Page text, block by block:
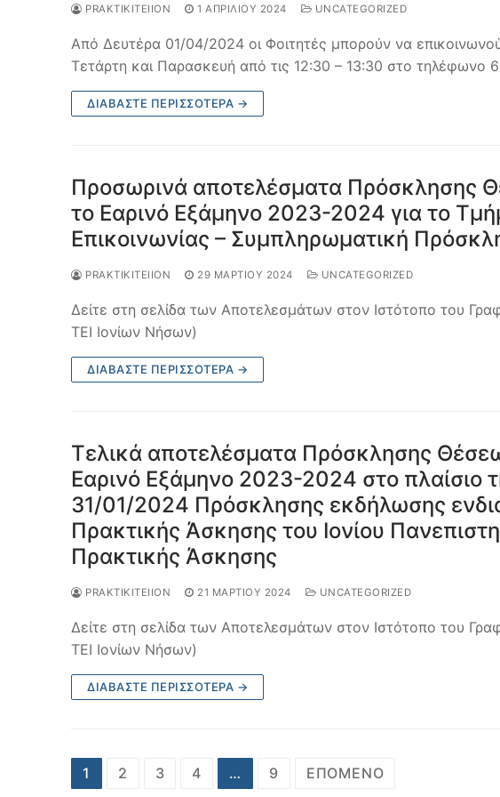
PRAKTIKITEIION 1 ΑΠΡΙΛΊΟΥ 2024 UNCATEGORIZED
Από Δευτέρα 01/04/2024 οι Φοιτητές μπορούν να
Τετάρτη και Παρασκευή από τις 12:30 – 13:30 στο τηλέφωνο
ΔΙΑΒΆΣΤΕ ΠΕΡΙΣΣΌΤΕΡΑ →
Προσωρινά αποτελέσματα Πρόσκλησης
το Εαρινό Εξάμηνο 2023-2024 για το
Επικοινωνίας – Συμπληρωματική
PRAKTIKITEIION 29 ΜΑΡΤΊΟΥ 2024 UNCATEGORIZED
Δείτε στη σελίδα των Αποτελεσμάτων στον Ιστότοπο του
ΤΕΙ Ιονίων Νήσων)
ΔΙΑΒΆΣΤΕ ΠΕΡΙΣΣΌΤΕΡΑ →
Τελικά αποτελέσματα Πρόσκλησης
Εαρινό Εξάμηνο 2023-2024 στο πλαίσιο
31/01/2024 Πρόσκλησης εκδήλωσης
Πρακτικής Άσκησης του Ιονίου
Πρακτικής Άσκησης
PRAKTIKITEIION 21 ΜΑΡΤΊΟΥ 2024 UNCATEGORIZED
Δείτε στη σελίδα των Αποτελεσμάτων στον Ιστότοπο του
ΤΕΙ Ιονίων Νήσων)
ΔΙΑΒΆΣΤΕ ΠΕΡΙΣΣΌΤΕΡΑ →
Σελιδοποίηση
1 2 3 4 … 9 ΕΠΌΜΕΝΟ